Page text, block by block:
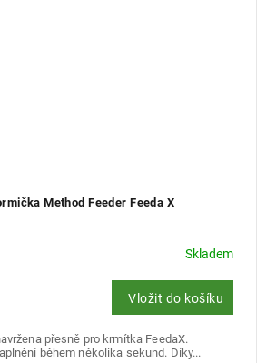
Method Feeder Feeda X
Skladem
Vložit do košíku
přesně pro krmítka FeedaX.
během několika sekund. Díky...